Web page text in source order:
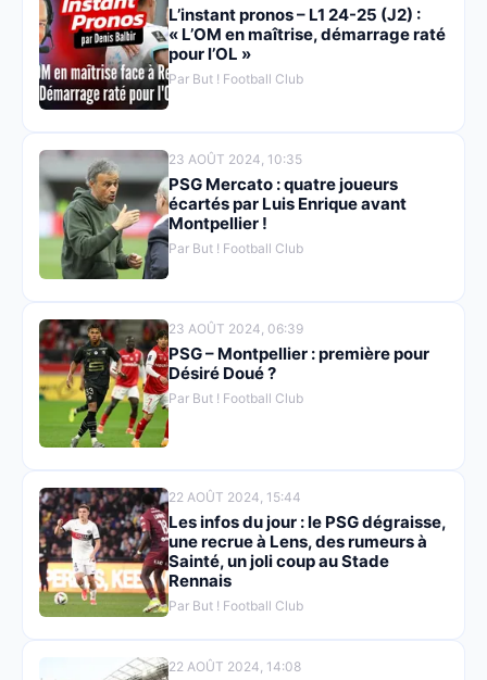
L’instant pronos – L1 24-25 (J2) :
« L’OM en maîtrise, démarrage raté
pour l’OL »
Par But ! Football Club
23 AOÛT 2024, 10:35
PSG Mercato : quatre joueurs
écartés par Luis Enrique avant
Montpellier !
Par But ! Football Club
23 AOÛT 2024, 06:39
PSG – Montpellier : première pour
Désiré Doué ?
Par But ! Football Club
22 AOÛT 2024, 15:44
Les infos du jour : le PSG dégraisse,
une recrue à Lens, des rumeurs à
Sainté, un joli coup au Stade
Rennais
Par But ! Football Club
22 AOÛT 2024, 14:08